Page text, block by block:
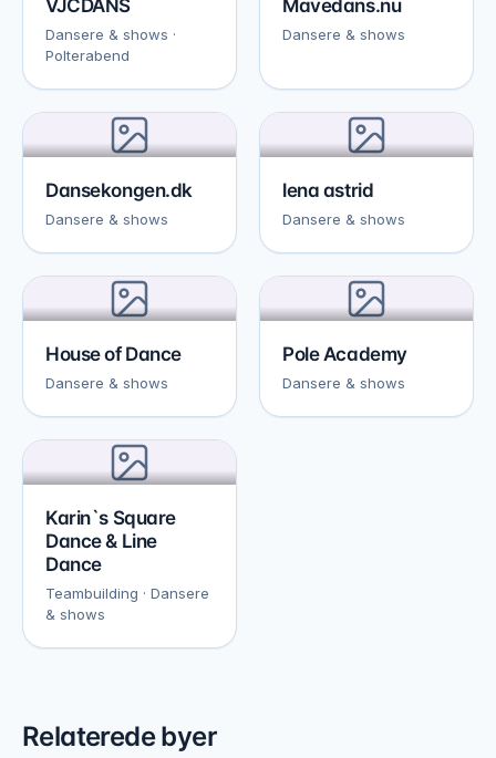
VJCDANS
Dansere & shows ·
Polterabend
Mavedans.nu
Dansere & shows
Dansekongen.dk
Dansere & shows
lena astrid
Dansere & shows
House of Dance
Dansere & shows
Pole Academy
Dansere & shows
Karin`s Square
Dance & Line
Dance
Teambuilding · Dansere
& shows
Relaterede byer